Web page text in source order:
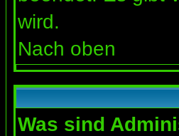
wird.
Nach oben
Was sind